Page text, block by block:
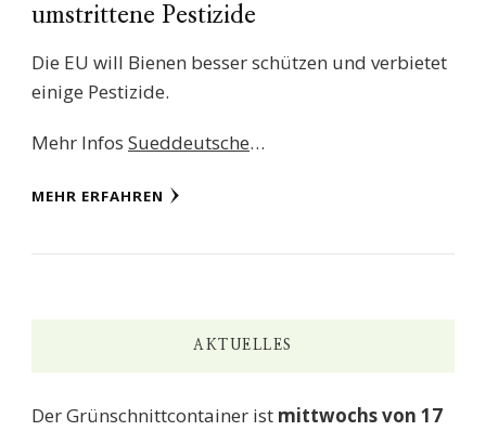
umstrittene Pestizide
Die EU will Bienen besser schützen und verbietet
einige Pestizide.
Mehr Infos Sueddeutsche…
MEHR ERFAHREN
AKTUELLES
Der Grünschnittcontainer ist mittwochs von 17